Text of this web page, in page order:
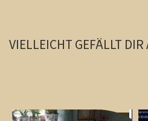
VIELLEICHT GEFÄLLT DIR